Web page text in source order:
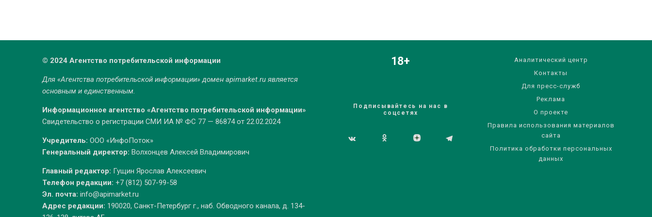
© 2024 Агентство потребительской информации
Для «Агентства потребительской информации» домен apimarket.ruявляется
основным и единственным.
Информационное агентство «Агентство потребительской информации»
Свидетельство о регистрации СМИ ИА № ФС 77 — 86874 от 22.02.2024
Учредитель: ООО «ИнфоПоток»
Генеральный директор: Волхонцев Алексей Владимирович
Главный редактор: Гущин Ярослав Алексеевич
Телефон редакции: +7 (812) 507-99-58
Эл. почта: info@apimarket.ru
Адрес редакции: 190020, Санкт-Петербург г., наб. Обводного канала, д. 134-
18+
Подписывайтесь на нас в
соцсетях
Аналитический центр
Контакты
Для пресс-служб
Реклама
О проекте
Правила использования материалов
сайта
Политика обработки персональных
данных